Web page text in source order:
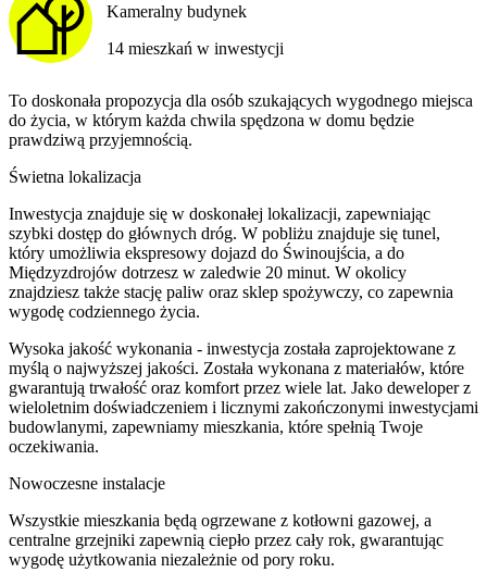
Kameralny budynek
14 mieszkań w inwestycji
To doskonała propozycja dla osób szukających wygodnego miejsca
do życia, w którym każda chwila spędzona w domu będzie
prawdziwą przyjemnością.
Świetna lokalizacja
Inwestycja znajduje się w doskonałej lokalizacji, zapewniając
szybki dostęp do głównych dróg. W pobliżu znajduje się tunel,
który umożliwia ekspresowy dojazd do Świnoujścia, a do
Międzyzdrojów dotrzesz w zaledwie 20 minut. W okolicy
znajdziesz także stację paliw oraz sklep spożywczy, co zapewnia
wygodę codziennego życia.
Wysoka jakość wykonania - inwestycja została zaprojektowane z
myślą o najwyższej jakości. Została wykonana z materiałów, które
gwarantują trwałość oraz komfort przez wiele lat. Jako deweloper z
wieloletnim doświadczeniem i licznymi zakończonymi inwestycjami
budowlanymi, zapewniamy mieszkania, które spełnią Twoje
oczekiwania.
Nowoczesne instalacje
Wszystkie mieszkania będą ogrzewane z kotłowni gazowej, a
centralne grzejniki zapewnią ciepło przez cały rok, gwarantując
wygodę użytkowania niezależnie od pory roku.